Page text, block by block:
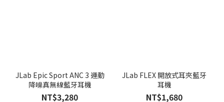
JLab Epic Sport ANC 3 運動
降噪真無線藍牙耳機
NT$3,280
JLab FLEX 開放式耳夾藍牙
耳機
NT$1,680